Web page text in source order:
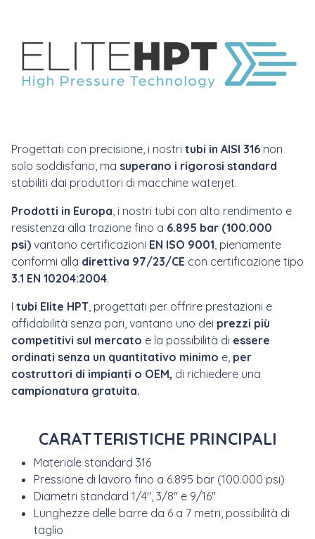
Progettati con precisione, i nostri tubi in AISI 316 non
solo soddisfano, ma superano i rigorosi standard
stabiliti dai produttori di macchine waterjet.
Prodotti in Europa, i nostri tubi con alto rendimento e
resistenza alla trazione fino a 6.895 bar (100.000
psi) vantano certificazioni EN ISO 9001, pienamente
conformi alla direttiva 97/23/CE con certificazione tipo
3.1 EN 10204:2004.
I tubi Elite HPT, progettati per offrire prestazioni e
affidabilità senza pari, vantano uno dei prezzi più
competitivi sul mercato e la possibilità di essere
ordinati senza un quantitativo minimo e, per
costruttori di impianti o OEM, di richiedere una
campionatura gratuita.
CARATTERISTICHE PRINCIPALI
Materiale standard 316
Pressione di lavoro fino a 6.895 bar (100.000 psi)
Diametri standard 1/4", 3/8" e 9/16"
Lunghezze delle barre da 6 a 7 metri, possibilità di
taglio